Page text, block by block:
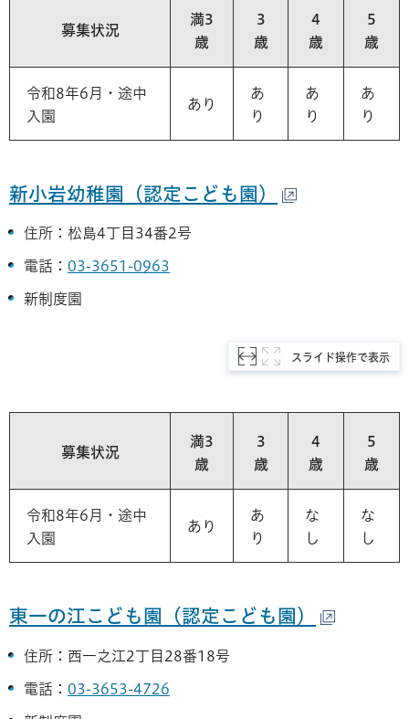
募集状況
満3
歳
3
歳
4
歳
5
歳
令和8年6月・途中
入園
あり
あ
り
あ
り
あ
り
新小岩幼稚園（認定こども園）
住所：松島4丁目34番2号
電話： 03-3651-0963
新制度園
スライド操作で表示
募集状況
満3
歳
3
歳
4
歳
5
歳
令和8年6月・途中
入園
あり
あ
り
な
し
な
し
東一の江こども園（認定こども園）
住所：西一之江2丁目28番18号
電話： 03-3653-4726